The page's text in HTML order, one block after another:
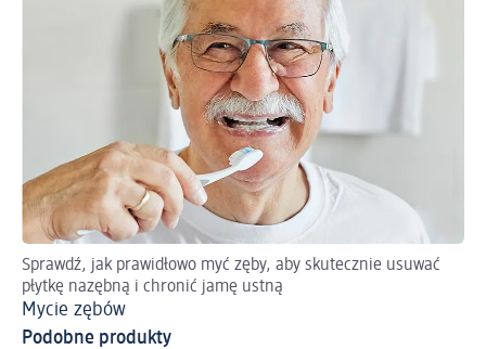
Sprawdź, jak prawidłowo myć zęby, aby skutecznie usuwać
płytkę nazębną i chronić jamę ustną
Mycie zębów
Podobne produkty